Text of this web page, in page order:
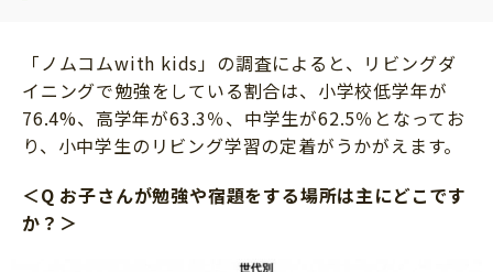
「ノムコムwith kids」の調査によると、リビングダ
イニングで勉強をしている割合は、小学校低学年が
76.4%、高学年が63.3％、中学生が62.5％となってお
り、小中学生のリビング学習の定着がうかがえます。
＜Q お子さんが勉強や宿題をする場所は主にどこです
か？＞